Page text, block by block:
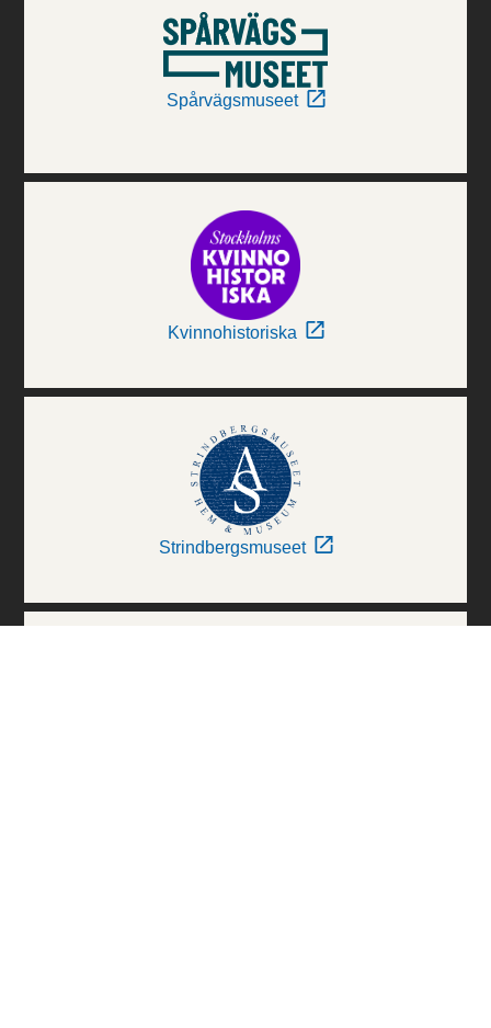
Spårvägsmuseet
Kvinnohistoriska
Strindbergsmuseet